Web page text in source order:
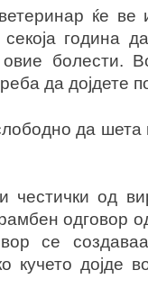
ќе ве
година
болести.
да дојдете
да шета
од
одговор
се
дојде